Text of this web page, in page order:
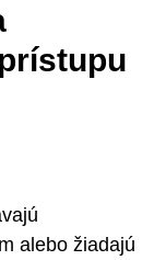
alebo žiadajú